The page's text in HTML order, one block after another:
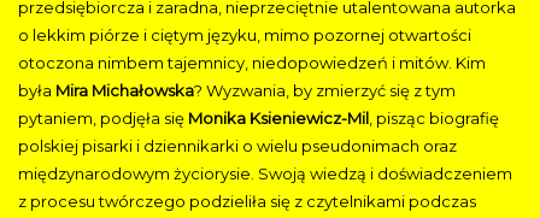
przedsiębiorcza i zaradna, nieprzeciętnie utalentowana autorka
o lekkim piórze i ciętym języku, mimo pozornej otwartości
otoczona nimbem tajemnicy, niedopowiedzeń i mitów. Kim
była Mira Michałowska? Wyzwania, by zmierzyć się z tym
pytaniem, podjęła się Monika Ksieniewicz-Mil, pisząc biografię
polskiej pisarki i dziennikarki o wielu pseudonimach oraz
międzynarodowym życiorysie. Swoją wiedzą i doświadczeniem
z procesu twórczego podzieliła się z czytelnikami podczas